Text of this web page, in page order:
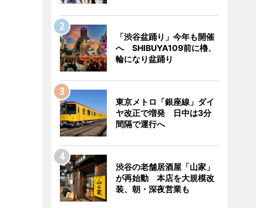
「渋谷盆踊り」今年も開催
へ SHIBUYA109前に櫓、
輪になり盆踊り
東京メトロ「銀座線」ダイ
ヤ改正で増発 日中は3分
間隔で運行へ
渋谷の老舗居酒屋「山家」
が再始動 本店を大規模改
装、朝・深夜営業も